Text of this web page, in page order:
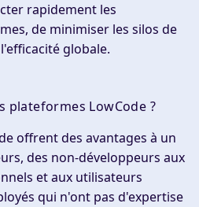
rapidement les
de minimiser les silos de
globale.
plateformes LowCode ?
offrent des avantages à un
des non-développeurs aux
et aux utilisateurs
qui n'ont pas d'expertise